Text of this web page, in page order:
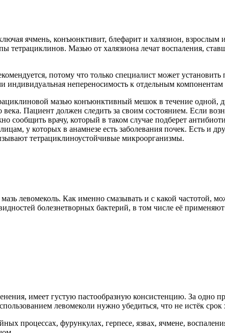
ячмень, конъюнктивит, блефарит и халязион, взрослым
тетрациклинов. Мазью от халязиона лечат воспаления,
потому что только специалист может
индивидуальная непереносимость к отдельным
мазью конъюнктивный мешок в течение одной,
Пациент должен следить за своим состоянием. Если
сообщить врачу, который в таком случае подберет
у которых в анамнезе есть заболевания почек. Есть и
тетрациклиноустойчивые микроорганизмы.
левомеколь. Как именно смазывать и с какой частотой,
болезнетворных бактерий, в том числе её
имеет густую пастообразную консистенцию. За одно
левомеколи нужно убедиться, что не истёк срок
процессах, фурункулах, герпесе, язвах, ячмене,